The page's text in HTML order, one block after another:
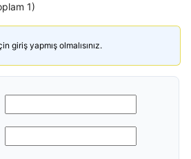
1)
giriş yapmış olmalısınız.